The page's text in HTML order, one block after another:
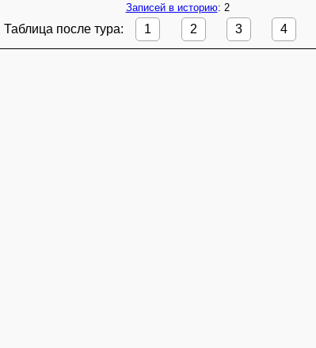
Записей в историю: 2
Таблица после тура: 1 2 3 4